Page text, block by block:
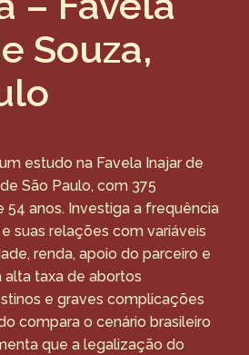
Souza,
estudo na Favela Inajar de
São Paulo, com 375
54 anos. Investiga a frequência
suas relações com variáveis
renda, apoio do parceiro e
alta taxa de abortos
e graves complicações
compara o cenário brasileiro
que a legalização do